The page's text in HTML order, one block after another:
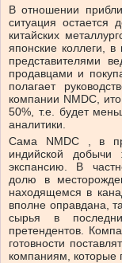
В отношении
ситуация остается
китайских
японские коллеги,
представителями
продавцами и
полагает
компании NMDC,
50%, т.е. будет
аналитики.
Сама NMDC , в
индийской добычи
экспансию. В
долю в
находящемся в
вполне оправдана,
сырья в
претендентов.
готовности
компаниям, которые